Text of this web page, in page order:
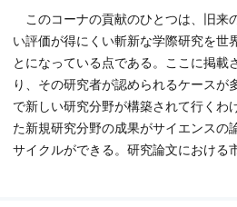
このコーナの貢献のひとつは、旧来
い評価が得にくい斬新な学際研究を世
とになっている点である。ここに掲載
り、その研究者が認められるケースが
で新しい研究分野が構築されて行くわ
た新規研究分野の成果がサイエンスの
サイクルができる。研究論文における